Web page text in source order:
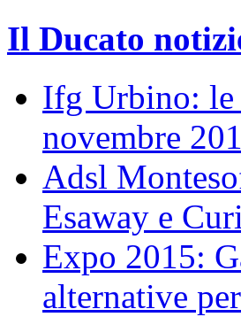
Il Ducato
Ifg Urbino: le
novembre
Adsl
Esaway e
Expo 2015:
alternative